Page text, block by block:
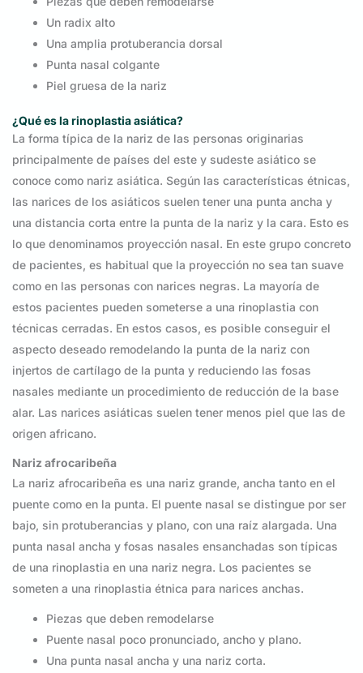
Un radix alto
Una amplia protuberancia dorsal
Punta nasal colgante
Piel gruesa de la nariz
¿Qué es la rinoplastia asiática?
La forma típica de la nariz de las personas originarias
principalmente de países del este y sudeste asiático se
conoce como nariz asiática. Según las características étnicas,
las narices de los asiáticos suelen tener una punta ancha y
una distancia corta entre la punta de la nariz y la cara. Esto es
lo que denominamos proyección nasal. En este grupo concreto
de pacientes, es habitual que la proyección no sea tan suave
como en las personas con narices negras. La mayoría de
estos pacientes pueden someterse a una rinoplastia con
técnicas cerradas. En estos casos, es posible conseguir el
aspecto deseado remodelando la punta de la nariz con
injertos de cartílago de la punta y reduciendo las fosas
nasales mediante un procedimiento de reducción de la base
alar. Las narices asiáticas suelen tener menos piel que las de
origen africano.
Nariz afrocaribeña
La nariz afrocaribeña es una nariz grande, ancha tanto en el
puente como en la punta. El puente nasal se distingue por ser
bajo, sin protuberancias y plano, con una raíz alargada. Una
punta nasal ancha y fosas nasales ensanchadas son típicas
de una rinoplastia en una nariz negra. Los pacientes se
someten a una rinoplastia étnica para narices anchas.
Piezas que deben remodelarse
Puente nasal poco pronunciado, ancho y plano.
Una punta nasal ancha y una nariz corta.